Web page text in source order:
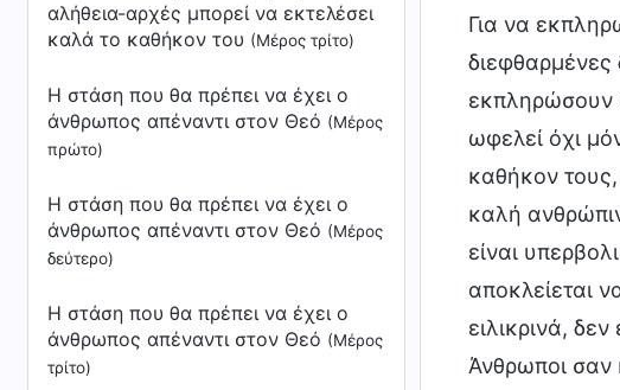
αλήθεια-αρχές μπορεί να εκτελέσει
καλά το καθήκον του (Μέρος τρίτο)
Η στάση που θα πρέπει να έχει ο
άνθρωπος απέναντι στον Θεό (Μέρος
πρώτο)
Η στάση που θα πρέπει να έχει ο
άνθρωπος απέναντι στον Θεό (Μέρος
δεύτερο)
Η στάση που θα πρέπει να έχει ο
άνθρωπος απέναντι στον Θεό (Μέρος
τρίτο)
Για να
διεφθαρμένες
εκπληρώσουν
ωφελεί όχι
καθήκον
καλή
είναι
αποκλείεται
ειλικρινά,
Άνθρωποι σαν